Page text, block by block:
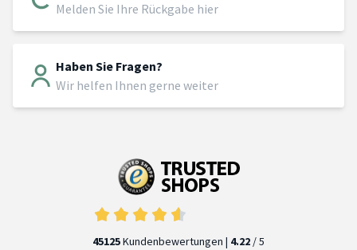
Melden Sie Ihre Rückgabe hier
Haben Sie Fragen?
Wir helfen Ihnen gerne weiter
45125Kundenbewertungen | 4.22 / 5